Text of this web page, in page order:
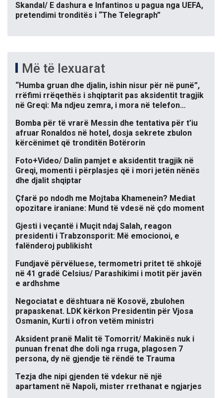
Skandal/ E dashura e Infantinos u pagua nga UEFA,
pretendimi tronditës i “The Telegraph”
Më të lexuarat
“Humba gruan dhe djalin, ishin nisur për në punë”,
rrëfimi rrëqethës i shqiptarit pas aksidentit tragjik
në Greqi: Ma ndjeu zemra, i mora në telefon…
Bomba për të vrarë Messin dhe tentativa për t’iu
afruar Ronaldos në hotel, dosja sekrete zbulon
kërcënimet që tronditën Botërorin
Foto+Video/ Dalin pamjet e aksidentit tragjik në
Greqi, momenti i përplasjes që i mori jetën nënës
dhe djalit shqiptar
Çfarë po ndodh me Mojtaba Khamenein? Mediat
opozitare iraniane: Mund të vdesë në çdo moment
Gjesti i veçantë i Muçit ndaj Salah, reagon
presidenti i Trabzonsporit: Më emocionoi, e
falënderoj publikisht
Fundjavë përvëluese, termometri pritet të shkojë
në 41 gradë Celsius/ Parashikimi i motit për javën
e ardhshme
Negociatat e dështuara në Kosovë, zbulohen
prapaskenat. LDK kërkon Presidentin për Vjosa
Osmanin, Kurti i ofron vetëm ministri
Aksident pranë Malit të Tomorrit/ Makinës nuk i
punuan frenat dhe doli nga rruga, plagosen 7
persona, dy në gjendje të rëndë te Trauma
Tezja dhe nipi gjenden të vdekur në një
apartament në Napoli, mister rrethanat e ngjarjes